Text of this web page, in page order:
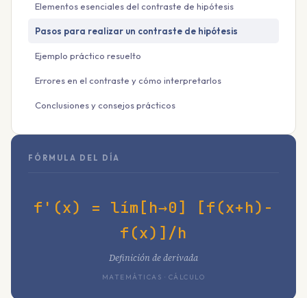
Elementos esenciales del contraste de hipótesis
Pasos para realizar un contraste de hipótesis
Ejemplo práctico resuelto
Errores en el contraste y cómo interpretarlos
Conclusiones y consejos prácticos
FÓRMULA DEL DÍA
f'(x) = lím[h→0] [f(x+h)-
f(x)]/h
Definición de derivada
MATEMÁTICAS · CÁLCULO